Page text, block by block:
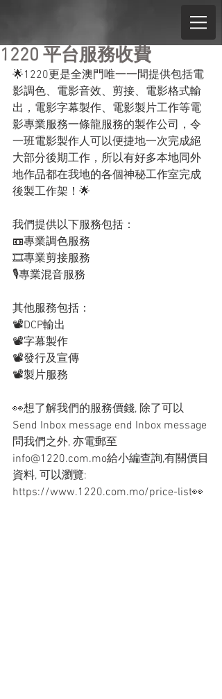
1220 平台服務收費
🌟1220更是全澳門唯一一間提供包括電
影調色、電影音效、剪接、電影格式輸
出，電影字幕製作、電影製片工作等電
影專業服務一條龍服務的製作公司，令
一班電影製作人可以便捷地一次完成絕
大部分後期工作，所以有好多本地同外
地作品都在我地的各個神秘工作室完成
後製工作架！🌟
我們提供以下服務包括：
📼專業調色服務
🎞️專業剪接服務
🎙️專業混音服務
其他服務包括：
📽️DCP輸出
📽️字幕製作
📽️發行及宣傳
📽️製片服務
👀想了解我們的服務價錢, 除了可以
Send Inbox message end Inbox message
問我們之外, 亦電郵至
info@1220.com.mo給小編查詢,有關價目
資料, 可以瀏覽:
https://www.1220.com.mo/price-list👀